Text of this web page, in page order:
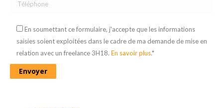
En soumettant ce formulaire, j'accepte que les informations
saisies soient exploitées dans le cadre de ma demande de mise en
relation avec un freelance 3H18. En savoir plus.*